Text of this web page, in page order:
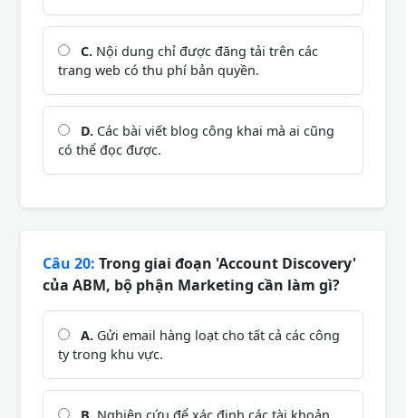
C. Nội dung chỉ được đăng tải trên các
trang web có thu phí bản quyền.
D. Các bài viết blog công khai mà ai cũng
có thể đọc được.
Câu 20: Trong giai đoạn 'Account Discovery'
của ABM, bộ phận Marketing cần làm gì?
A. Gửi email hàng loạt cho tất cả các công
ty trong khu vực.
B. Nghiên cứu để xác định các tài khoản